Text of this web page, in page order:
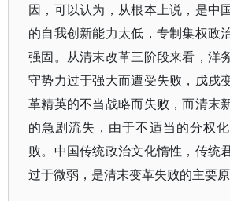
因，可以认为，从根本上说，是中
的自我创新能力太低，专制集权政
强固。从清末改革三阶段来看，洋
守势力过于强大而遭受失败，戊戌
革精英的不当战略而失败，而清末
的急剧流失，由于不适当的分权
败。中国传统政治文化惰性，传统
过于微弱，是清末变革失败的主要原